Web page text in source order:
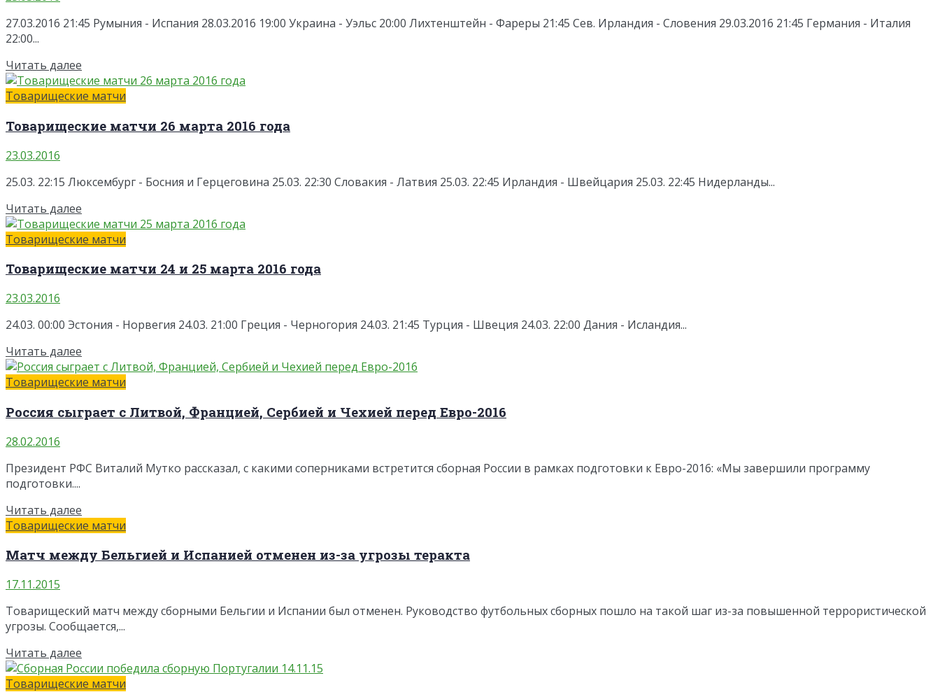
27.03.2016 21:45 Румыния - Испания 28.03.2016 19:00 Украина - Уэльс 20:00 Лихтенштейн - Фареры 21:45 Сев. Ирландия - Словения 29.03.2016 21:45 Германия - Италия
22:00...
Читать далее
Товарищеские матчи
Товарищеские матчи 26 марта 2016 года
23.03.2016
25.03. 22:15 Люксембург - Босния и Герцеговина 25.03. 22:30 Словакия - Латвия 25.03. 22:45 Ирландия - Швейцария 25.03. 22:45 Нидерланды...
Читать далее
Товарищеские матчи
Товарищеские матчи 24 и 25 марта 2016 года
23.03.2016
24.03. 00:00 Эстония - Норвегия 24.03. 21:00 Греция - Черногория 24.03. 21:45 Турция - Швеция 24.03. 22:00 Дания - Исландия...
Читать далее
Товарищеские матчи
Россия сыграет с Литвой, Францией, Сербией и Чехией перед Евро-2016
28.02.2016
Президент РФС Виталий Мутко рассказал, с какими соперниками встретится сборная России в рамках подготовки к Евро-2016: «Мы завершили программу
подготовки....
Читать далее
Товарищеские матчи
Матч между Бельгией и Испанией отменен из-за угрозы теракта
17.11.2015
Товарищеский матч между сборными Бельгии и Испании был отменен. Руководство футбольных сборных пошло на такой шаг из-за повышенной террористической
угрозы. Сообщается,...
Читать далее
Товарищеские матчи